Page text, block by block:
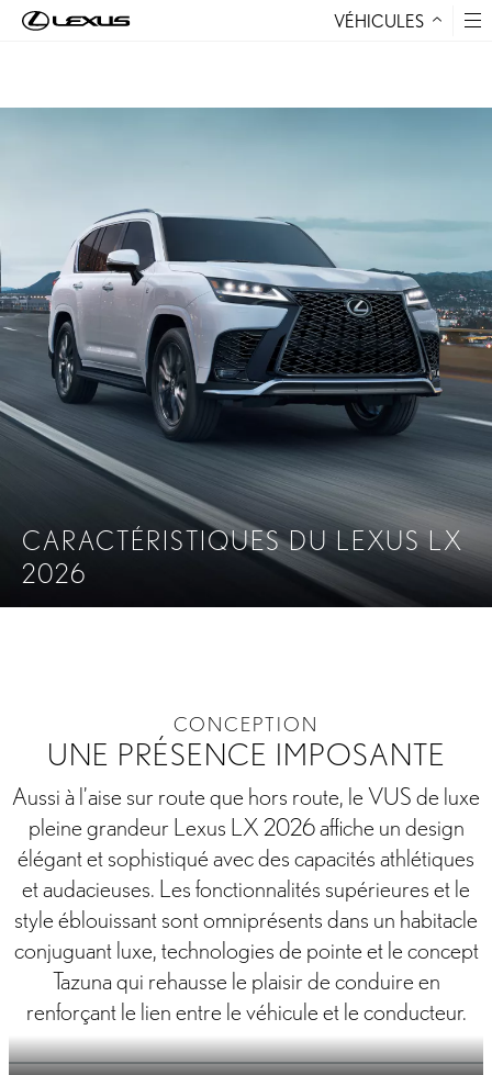
VÉHICULES
CARACTÉRISTIQUES DU LEXUS LX
2026
CONCEPTION
UNE PRÉSENCE IMPOSANTE
Aussi à l’aise sur route que hors route, le VUS de luxe
pleine grandeur Lexus LX 2026 affiche un design
élégant et sophistiqué avec des capacités athlétiques
et audacieuses. Les fonctionnalités supérieures et le
style éblouissant sont omniprésents dans un habitacle
conjuguant luxe, technologies de pointe et le concept
Tazuna qui rehausse le plaisir de conduire en
renforçant le lien entre le véhicule et le conducteur.